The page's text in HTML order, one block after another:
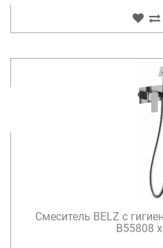
Смеситель BELZ с
B55808